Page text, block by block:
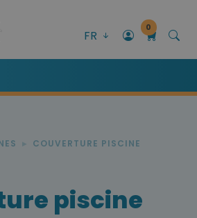
FR
0
COUVERTURE PISCINE
piscine